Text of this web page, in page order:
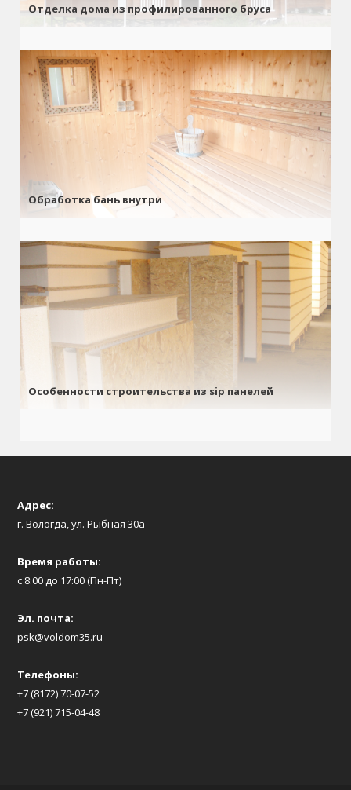
Отделка дома из профилированного бруса
Обработка бань внутри
Особенности строительства из sip панелей
Адрес:
г. Вологда, ул. Рыбная 30а
Время работы:
с 8:00 до 17:00 (Пн-Пт)
Эл. почта:
psk@voldom35.ru
Телефоны:
+7 (8172) 70-07-52
+7 (921) 715-04-48